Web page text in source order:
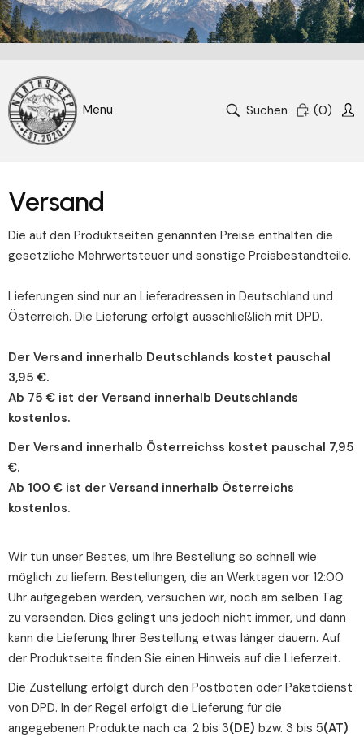
Suchen (0)
Versand
Die auf den Produktseiten genannten Preise enthalten die
gesetzliche Mehrwertsteuer und sonstige Preisbestandteile.
Lieferungen sind nur an Lieferadressen in Deutschland und
Österreich. Die Lieferung erfolgt ausschließlich mit DPD.
Der Versand innerhalb Deutschlands kostet pauschal
3,95 €.
Ab 75 € ist der Versand innerhalb Deutschlands
kostenlos.
Der Versand innerhalb Österreichss kostet pauschal 7,95
€.
Ab 100 € ist der Versand innerhalb Österreichs
kostenlos.
Wir tun unser Bestes, um Ihre Bestellung so schnell wie
möglich zu liefern. Bestellungen, die an Werktagen vor 12:00
Uhr aufgegeben werden, versuchen wir, noch am selben Tag
zu versenden. Dies gelingt uns jedoch nicht immer, und dann
kann die Lieferung Ihrer Bestellung etwas länger dauern. Auf
der Produktseite finden Sie einen Hinweis auf die Lieferzeit.
Die Zustellung erfolgt durch den Postboten oder Paketdienst
von DPD. In der Regel erfolgt die Lieferung für die
angegebenen Produkte nach ca. 2 bis 3(DE) bzw. 3 bis 5(AT)